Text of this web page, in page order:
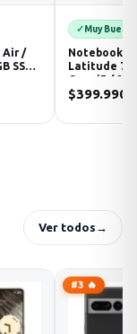
/
SSD /
✓Muy Bueno
Notebook
Latitude
Core i5 /
$399.990
Ver todos →
#3 🔥